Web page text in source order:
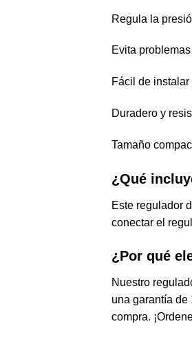
Regula la
Evita
Fácil de instalar
Duradero y
Tamaño
¿Qué
Este regulador
conectar el
¿Por qué
Nuestro
una garantía de
compra.